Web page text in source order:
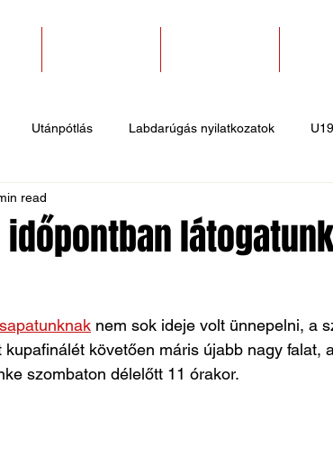
Utánpótlás Labdarúgás nyilatkozatok U19
hírek
read
nem sok ideje volt ünnepelni, a
követően máris újabb nagy falat,
szombaton délelőtt 11 órakor.